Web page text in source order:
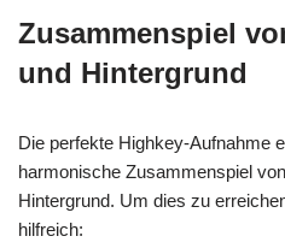
Zusammenspiel
und Hintergrund
Die perfekte Highkey-Aufnahme
harmonische Zusammenspiel
Hintergrund. Um dies zu
hilfreich: